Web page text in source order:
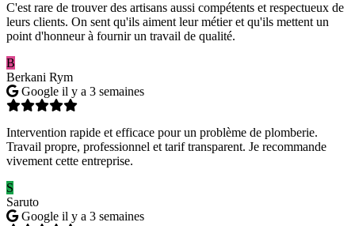
C'est rare de trouver des artisans aussi compétents et respectueux de
leurs clients. On sent qu'ils aiment leur métier et qu'ils mettent un
point d'honneur à fournir un travail de qualité.
B
Berkani Rym
Google il y a 3 semaines
Intervention rapide et efficace pour un problème de plomberie.
Travail propre, professionnel et tarif transparent. Je recommande
vivement cette entreprise.
S
Saruto
Google il y a 3 semaines